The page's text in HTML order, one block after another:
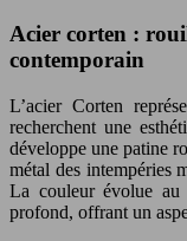
Acier corten :
contemporain
L’acier Corten
recherchent une
développe une patine
métal des intempéries
La couleur évolue au
profond, offrant un